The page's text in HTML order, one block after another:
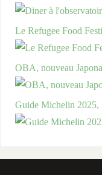
Le Refugee Food
OBA, nouveau
Guide Michelin 2025,